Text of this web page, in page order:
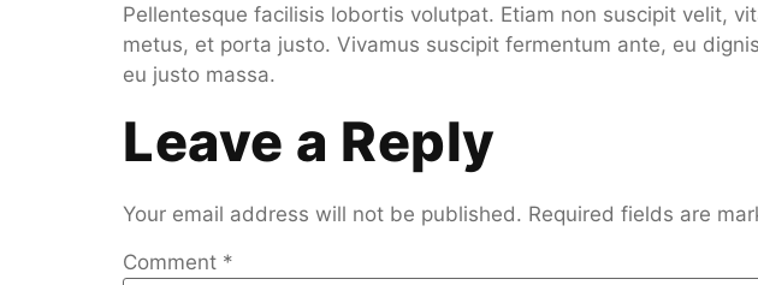
Pellentesque facilisis lobortis volutpat. Etiam non suscipit velit,
metus, et porta justo. Vivamus suscipit fermentum ante, eu
eu justo massa.
Leave a Reply
Your email address will not be published. Required fields are
Comment *